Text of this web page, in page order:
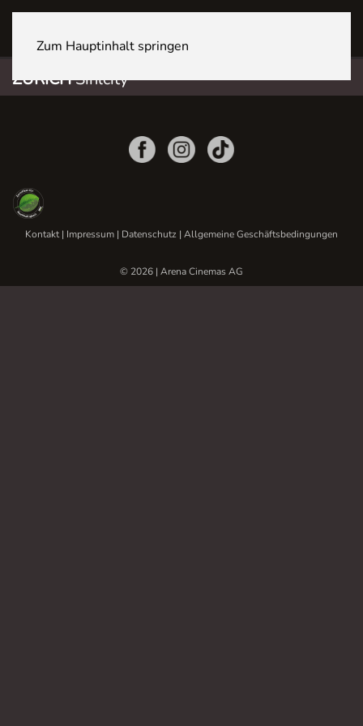
Zum Hauptinhalt springen
ZÜRICHSihlcity
Kontakt| Impressum | Datenschutz | Allgemeine Geschäftsbedingungen
© 2026 | Arena Cinemas AG